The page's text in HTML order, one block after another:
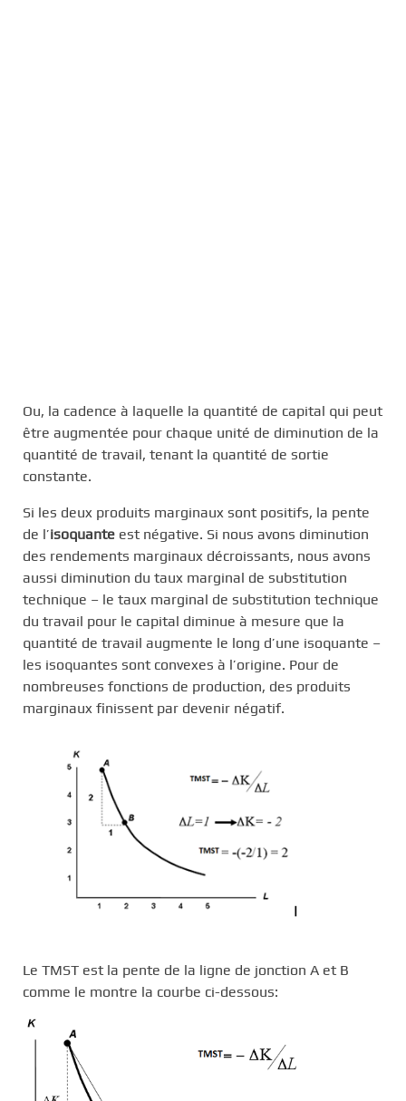
Ou, la cadence à laquelle la quantité de capital qui peut
être augmentée pour chaque unité de diminution de la
quantité de travail, tenant la quantité de sortie
constante.
Si les deux produits marginaux sont positifs, la pente
de l’isoquante est négative. Si nous avons diminution
des rendements marginaux décroissants, nous avons
aussi diminution du taux marginal de substitution
technique – le taux marginal de substitution technique
du travail pour le capital diminue à mesure que la
quantité de travail augmente le long d’une isoquante –
les isoquantes sont convexes à l’origine. Pour de
nombreuses fonctions de production, des produits
marginaux finissent par devenir négatif.
Le TMST est la pente de la ligne de jonction A et B
comme le montre la courbe ci-dessous: